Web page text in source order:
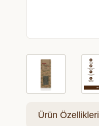
Ürün Özellikleri